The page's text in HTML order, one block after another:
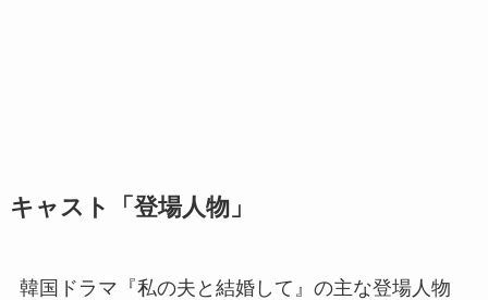
キャスト「登場人物」
韓国ドラマ『私の夫と結婚して』の主な登場人物